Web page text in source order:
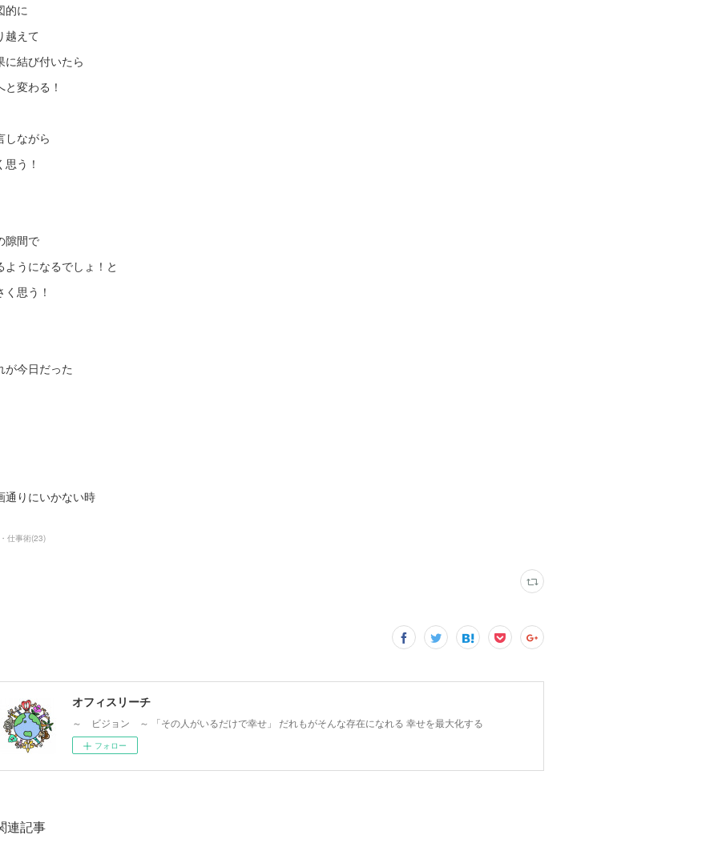
的に
越えて
に結び付いたら
と変わる！
しながら
思う！
隙間で
ようになるでしょ！と
く思う！
が今日だった
通りにいかない時
仕事術(23)
オフィスリーチ
～ ビジョン ～ 「その人がいるだけで幸せ」 だれもがそんな存在になれる 幸せを最大化する
フォロー
連記事